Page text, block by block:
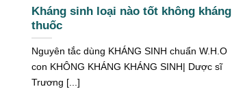
Kháng sinh loại nào tốt không kháng
thuốc
Nguyên tắc dùng KHÁNG SINH chuẩn W.H.O
con KHÔNG KHÁNG KHÁNG SINH| Dược sĩ
Trương [...]